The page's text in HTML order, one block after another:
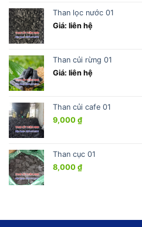
Than lọc nước 01
Giá: liên hệ
Than củi rừng 01
Giá: liên hệ
Than củi cafe 01
9,000 ₫
Than cục 01
8,000 ₫